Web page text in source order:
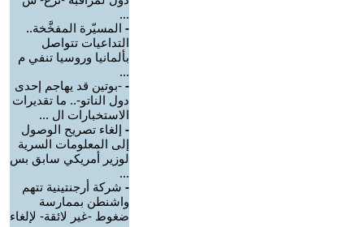
...
- المسيّرة المفخَّخة..
التداعيات تتواصل
بألمانيا وروسيا تنفي م
...
- -بوتين قد يهاجم إحدى
دول الناتو-.. ما تقديرات
الاستخبارات ال ...
- إلغاء تصريح الوصول
إلى المعلومات السرية
لوزير أمريكي سابق بس
...
- شركة أرجنتينية تتهم
واشنطن بممارسة
ضغوط -غير لائقة- لإلغاء